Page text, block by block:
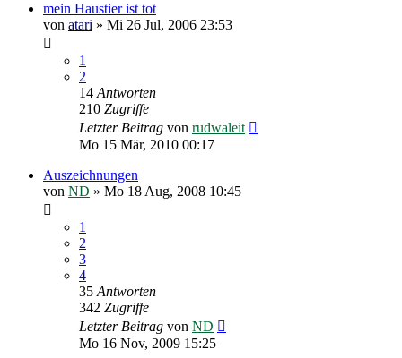
mein Haustier ist tot
von atari » Mi 26 Jul, 2006 23:53
1
2
14Antworten
210 Zugriffe
Letzter Beitrag von rudwaleit
Mo 15 Mär, 2010 00:17
Auszeichnungen
von ND » Mo 18 Aug, 2008 10:45
1
2
3
4
35Antworten
342 Zugriffe
Letzter Beitrag von ND
Mo 16 Nov, 2009 15:25